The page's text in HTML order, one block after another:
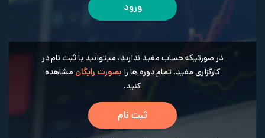
ورود
در صورتیکه حساب مفید ندارید، میتوانید با ثبت نام در
کارگزاری مفید، تمام دوره ها را بصورت رایگان مشاهده
کنید.
ثبت نام